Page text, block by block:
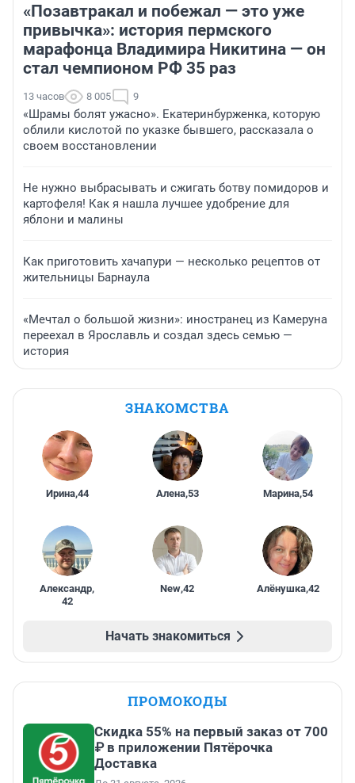
«Позавтракал и побежал — это уже
привычка»: история пермского
марафонца Владимира Никитина — он
стал чемпионом РФ 35 раз
13 часов 8 005 9
«Шрамы болят ужасно». Екатеринбурженка, которую
облили кислотой по указке бывшего, рассказала о
своем восстановлении
Не нужно выбрасывать и сжигать ботву помидоров и
картофеля! Как я нашла лучшее удобрение для
яблони и малины
Как приготовить хачапури — несколько рецептов от
жительницы Барнаула
«Мечтал о большой жизни»: иностранец из Камеруна
переехал в Ярославль и создал здесь семью —
история
ЗНАКОМСТВА
Ирина,44 Алена,53 Марина,54
Александр,
42
New,42 Алёнушка,42
Начать знакомиться
ПРОМОКОДЫ
Скидка 55% на первый заказ от 700
₽ в приложении Пятёрочка
Доставка